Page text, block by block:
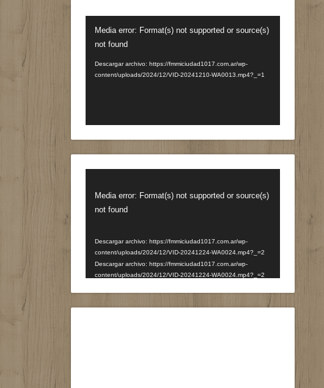
de
Media error: Format(s) not supported or source(s)
not found
Descargar archivo: https://fmmiciudad1017.com.ar/wp-
content/uploads/2024/12/VID-20241210-WA0013.mp4?_=1
de
vídeo
Media error: Format(s) not supported or source(s)
not found
Descargar archivo: https://fmmiciudad1017.com.ar/wp-
content/uploads/2024/12/VID-20241224-WA0024.mp4?_=2
Descargar archivo: https://fmmiciudad1017.com.ar/wp-
content/uploads/2024/12/VID-20241224-WA0024.mp4?_=2